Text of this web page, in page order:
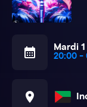
calendar_month Mardi
20:00 -
location_on